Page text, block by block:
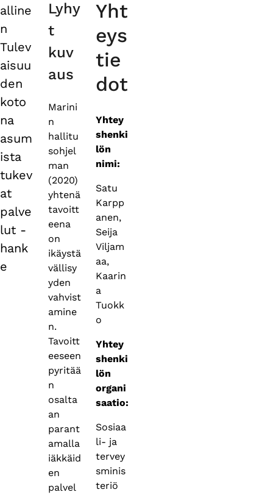
tabs
alline
n
Tulev
aisuu
den
koto
na
asum
ista
tukev
at
palve
lut -
hank
e
Lyhy
t
kuv
aus
Marini
n
hallitu
sohjel
man
(2020)
yhtenä
tavoitt
eena
on
ikäystä
vällisy
yden
vahvist
amine
n.
Tavoitt
eeseen
pyritää
n
osalta
an
parant
amalla
iäkkäid
en
palvel
Yht
eys
tie
dot
Yhtey
shenki
lön
nimi:
Satu
Karpp
anen,
Seija
Viljam
aa,
Kaarin
a
Tuokk
o
Yhtey
shenki
lön
organi
saatio:
Sosiaa
li- ja
tervey
sminis
teriö